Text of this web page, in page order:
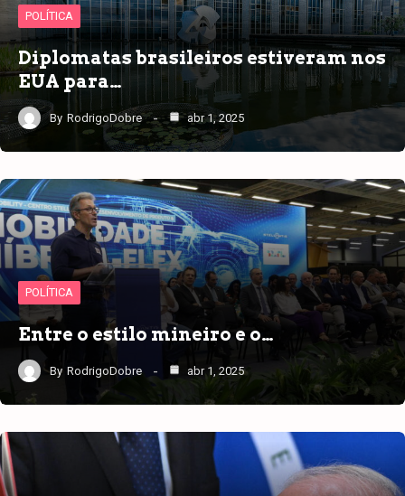
POLÍTICA
Diplomatas brasileiros estiveram nos
EUA para…
By RodrigoDobre abr 1, 2025
POLÍTICA
Entre o estilo mineiro e o…
By RodrigoDobre abr 1, 2025